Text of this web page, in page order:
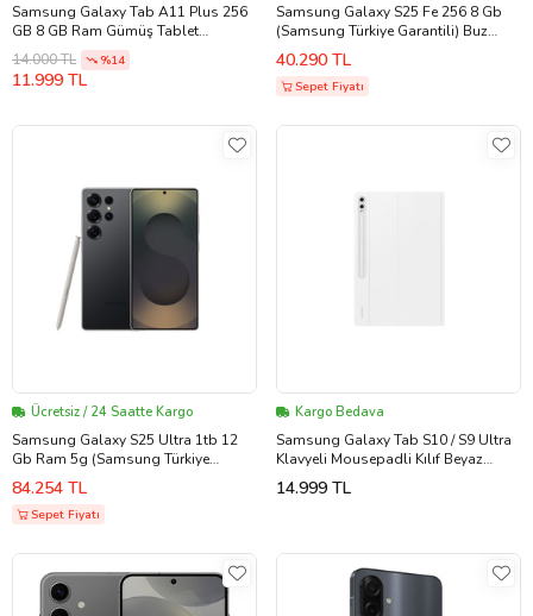
Samsung Galaxy Tab A11 Plus 256
GB 8 GB Ram Gümüş Tablet
(Samsung Türkiye Garantili)
14.000 TL %14
11.999 TL
Samsung Galaxy S25 Fe 256 8 Gb
(Samsung Türkiye Garantili) Buz
Mavisi
40.290 TL
Sepet Fiyatı
Ücretsiz / 24 Saatte Kargo
Samsung Galaxy S25 Ultra 1tb 12
Gb Ram 5g (Samsung Türkiye
Garantili) Titanyum Siyah 1 TB
84.254 TL
Sepet Fiyatı
Kargo Bedava
Samsung Galaxy Tab S10 / S9 Ultra
Klavyeli Mousepadli Kılıf Beyaz
Samsung Türkiye Garantili
14.999 TL